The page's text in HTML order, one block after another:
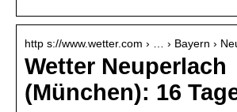
http s://www.wetter.com › … › Bayern ›
Wetter Neuperlach
(München): 16